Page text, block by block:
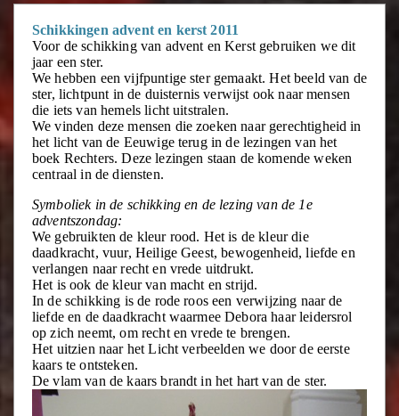
Schikkingen advent en kerst 2011
Voor de schikking van advent en Kerst gebruiken we dit
jaar een ster.
We hebben een vijfpuntige ster gemaakt. Het beeld van de
ster, lichtpunt in de duisternis verwijst ook naar mensen
die iets van hemels licht uitstralen.
We vinden deze mensen die zoeken naar gerechtigheid in
het licht van de Eeuwige terug in de lezingen van het
boek Rechters. Deze lezingen staan de komende weken
centraal in de diensten.
Symboliek in de schikking en de lezing van de 1e
adventszondag:
We gebruikten de kleur rood. Het is de kleur die
daadkracht, vuur, Heilige Geest, bewogenheid, liefde en
verlangen naar recht en vrede uitdrukt.
Het is ook de kleur van macht en strijd.
In de schikking is de rode roos een verwijzing naar de
liefde en de daadkracht waarmee Debora haar leidersrol
op zich neemt, om recht en vrede te brengen.
Het uitzien naar het Licht verbeelden we door de eerste
kaars te ontsteken.
De vlam van de kaars brandt in het hart van de ster.